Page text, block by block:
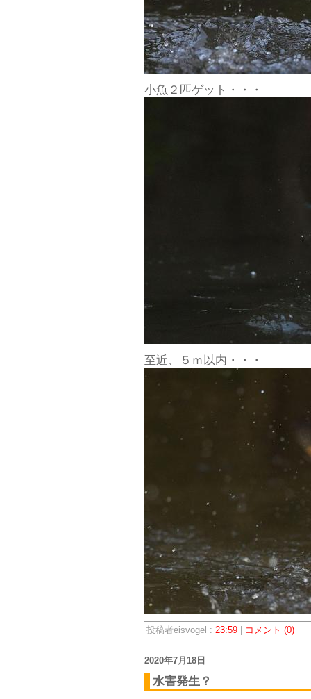
小魚２匹ゲット・・・
至近、５ｍ以内・・・
投稿者eisvogel : 23:59| コメント (0)
2020年7月18日
水害発生？